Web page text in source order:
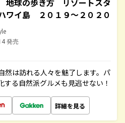
地球の歩き方 リゾートスタ
ワイ島 ２０１９～２０２０
発売
然は訪れる人々を魅了します。パ
る自然派グルメも見逃せない！
詳細を見る